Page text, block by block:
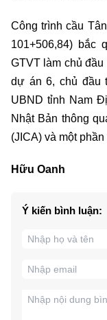
Công trình cầu
101+506,84) bắc
GTVT làm chủ
dự án 6, chủ đầu
UBND tỉnh Nam
Nhật Bản thông
(JICA) và một
Hữu Oanh
Ý kiến bình luận: